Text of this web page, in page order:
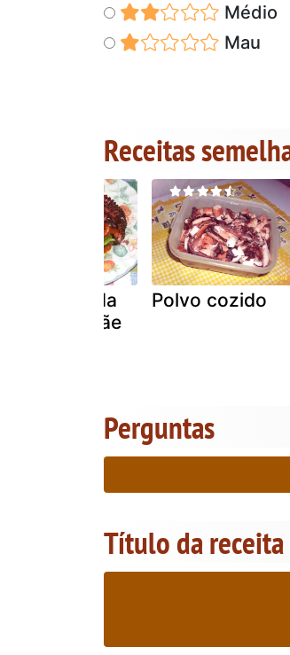
Médio
Mau
Receitas
á moda
minha mãe
Polvo cozido
Perguntas
Título da receita